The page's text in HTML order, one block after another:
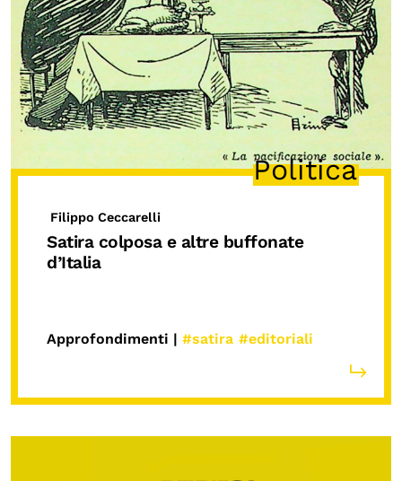
Politica
Filippo Ceccarelli
Satira colposa e altre buffonate
d’Italia
Approfondimenti | #satira #editoriali